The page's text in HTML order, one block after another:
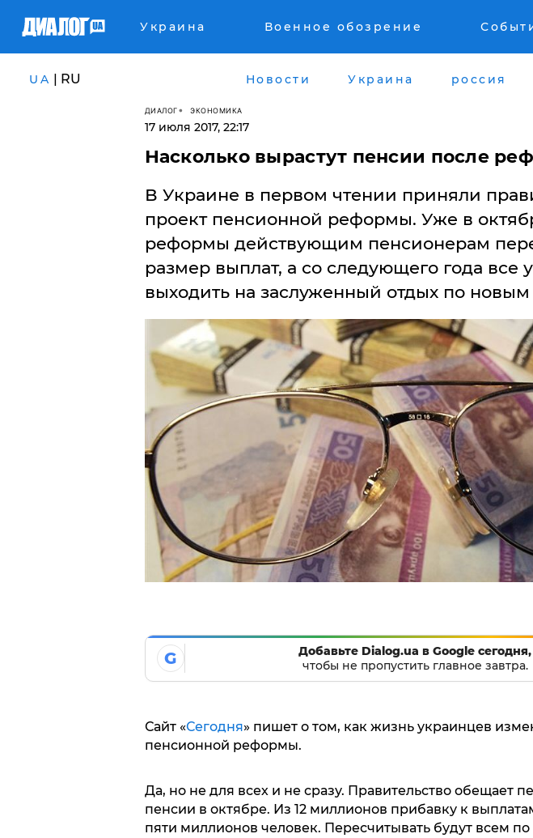
Украина Военное обозрение
UA | RU Новости Украина россия
ДИАЛОГ ЭКОНОМИКА
17 июля 2017, 22:17
Насколько вырастут пенсии после
В Украине в первом чтении приняли
проект пенсионной реформы. Уже в
реформы действующим пенсионерам
размер выплат, а со следующего года все
выходить на заслуженный отдых по
G
Добавьте Dialog.ua в Google сегодня,
чтобы не пропустить главное завтра.
Сайт «Сегодня» пишет о том, как жизнь украинцев
пенсионной реформы.
Да, но не для всех и не сразу. Правительство обещает
пенсии в октябре. Из 12 миллионов прибавку к
пяти миллионов человек. Пересчитывать будут всем